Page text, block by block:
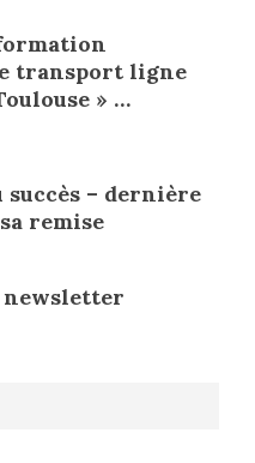
transport ligne
» …
– dernière
remise
newsletter